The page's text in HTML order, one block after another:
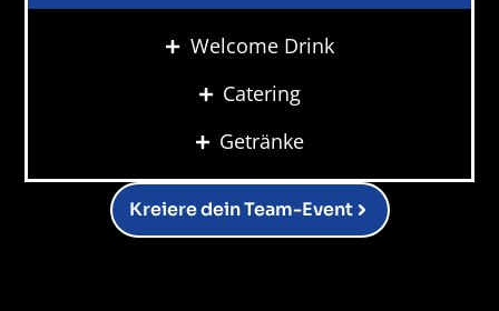
Welcome Drink
Catering
Getränke
Kreiere dein Team-Event